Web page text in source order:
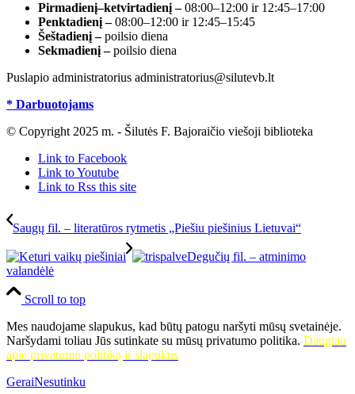
Pirmadienį–ketvirtadienį –08:00–12:00 ir 12:45–17:00
Penktadienį –08:00–12:00 ir 12:45–15:45
Šeštadienį –poilsio diena
Sekmadienį –poilsio diena
Puslapio administratorius administratorius@silutevb.lt
* Darbuotojams
© Copyright 2025 m. - Šilutės F. Bajoraičio viešoji biblioteka
Link to Facebook
Link to Youtube
Link to Rss this site
Saugų fil. – literatūros rytmetis „Piešiu piešinius Lietuvai“
Degučių fil. – atminimo
valandėlė
Scroll to top
Mes naudojame slapukus, kad būtų patogu naršyti mūsų svetainėje.
Naršydami toliau Jūs sutinkate su mūsų privatumo politika. Daugiau
apie privatumo politiką ir slapukus
GeraiNesutinku